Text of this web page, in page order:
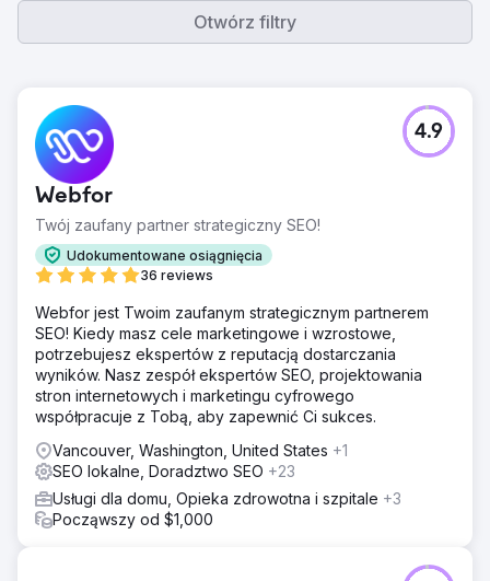
Otwórz filtry
Webfor
Twój zaufany partner strategiczny SEO!
Udokumentowane osiągnięcia
36 reviews
4.9
Webfor jest Twoim zaufanym strategicznym partnerem
SEO! Kiedy masz cele marketingowe i wzrostowe,
potrzebujesz ekspertów z reputacją dostarczania
wyników. Nasz zespół ekspertów SEO, projektowania
stron internetowych i marketingu cyfrowego
współpracuje z Tobą, aby zapewnić Ci sukces.
Vancouver, Washington, United States +1
SEO lokalne, Doradztwo SEO +23
Usługi dla domu, Opieka zdrowotna i szpitale +3
Począwszy od $1,000